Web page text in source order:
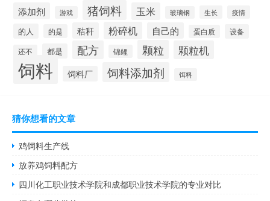
添加剂 游戏 猪饲料 玉米 玻璃钢 生长 疫情
的人 的是 秸秆 粉碎机 自己的 蛋白质 设备
还不 都是 配方 锦鲤 颗粒 颗粒机
饲料 饲料厂 饲料添加剂 饵料
猜你想看的文章
鸡饲料生产线
放养鸡饲料配方
四川化工职业技术学院和成都职业技术学院的专业对比